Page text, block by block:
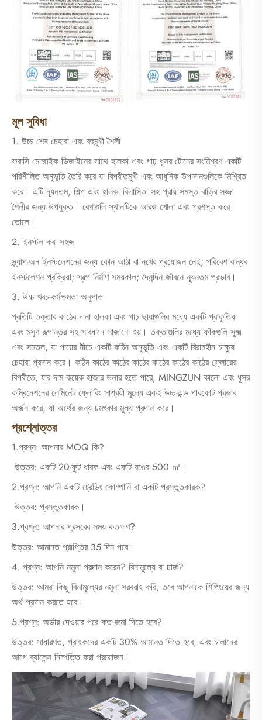
মূল সুবিধা
1. উচ্চ শেষ চেহারা এবং বহুমুখী শৈলী
ফরাসি মোজাইক ডিজাইনের সাথে হালকা এবং গাঢ় ধূসর টোনের সংমিশ্রণ একটি
পরিশীলিত অনুভূতি তৈরি করে যা বিপরীতমুখী এবং আধুনিক উপাদানগুলিকে মিশ্রিত
করে। এটি ন্যূনতম, শিল্প এবং হালকা বিলাসিতা সহ প্রায় সমস্ত বাড়ির সজ্জা
শৈলীর জন্য উপযুক্ত। রেখাগুলি স্থানটিকে আরও খোলা এবং প্রশস্ত করে
তোলে।
2. ইনস্টল করা সহজ
স্ন্যাপ-অন ইনস্টলেশনের জন্য কোন আঠা বা নখের প্রয়োজন নেই; পরিবেশ বান্ধব
ইনস্টলেশন প্রক্রিয়া; স্বল্প নির্মাণ সময়কাল; দৈনন্দিন জীবনে ন্যূনতম প্রভাব।
3. উচ্চ খরচ-কর্মক্ষমতা অনুপাত
প্রতিটি তক্তার কাঠের দানা হালকা এবং গাঢ় ছায়াগুলির মধ্যে একটি প্রাকৃতিক
এবং মসৃণ রূপান্তর সহ সাবধানে সাজানো হয়। তক্তাগুলির মধ্যে ফাঁকগুলি সূক্ষ্ম
এবং সমতল, যা পায়ের নীচে একটি কঠিন অনুভূতি এবং একটি বিরামহীন চাক্ষুষ
চেহারা প্রদান করে। কঠিন কাঠের কাঠের কাঠের কাঠের কাঠের কাঠের ফ্লোরের
বিপরীতে, যার দাম কয়েক হাজার ডলার হতে পারে, MINGZUN কালো এবং ধূসর
কম্বিনেশনের লেমিনেট ফ্লোরিং সাশ্রয়ী মূল্যে একই উচ্চ-এন্ড পারকোট প্রভাব
অর্জন করে, যা অর্থের জন্য চমৎকার মূল্য প্রদান করে।
প্রশ্নোত্তর
1.প্রশ্ন: আপনার MOQ কি?
উত্তর: একটি 20-ফুট ধারক এবং একটি রঙের 500 ㎡।
2.প্রশ্ন: আপনি একটি ট্রেডিং কোম্পানি বা একটি প্রস্তুতকারক?
উত্তর: প্রস্তুতকারক।
3.প্রশ্ন: আপনার প্রসবের সময় কতক্ষণ?
উত্তর: আমানত প্রাপ্তির 35 দিন পরে।
4. প্রশ্ন: আপনি নমুনা প্রদান করেন? বিনামূল্যে বা চার্জ?
উত্তর: আমরা কিছু বিনামূল্যের নমুনা সরবরাহ করি, তবে আপনাকে শিপিংয়ের জন্য
অর্থ প্রদান করতে হবে।
5.প্রশ্ন: অর্ডার দেওয়ার পরে কত জমা দিতে হবে?
উত্তর: সাধারণত, গ্রাহকদের একটি 30% আমানত দিতে হবে, এবং চালানের
আগে ব্যালেন্স নিষ্পত্তি করা প্রয়োজন।